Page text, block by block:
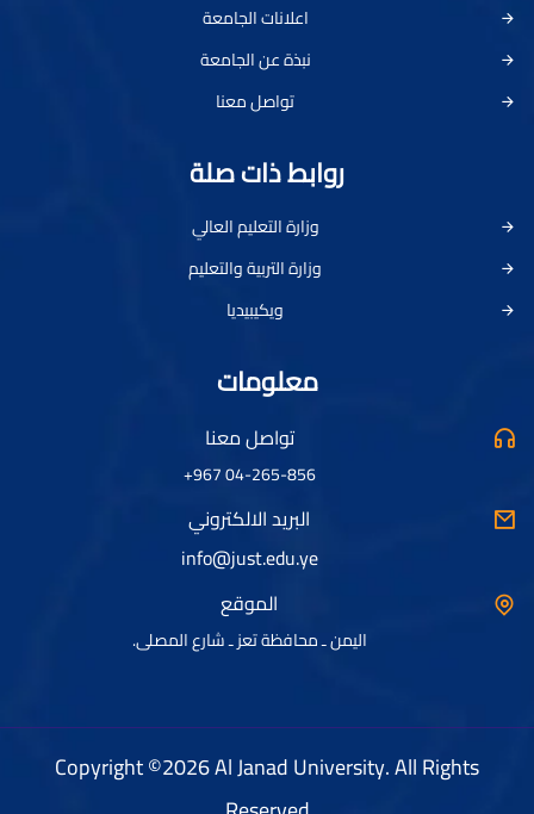
اعلانات الجامعة
نبذة عن الجامعة
تواصل معنا
روابط ذات صلة
وزارة التعليم العالي
وزارة التربية والتعليم
ويكيبيديا
معلومات
تواصل معنا
04-265-856 967+
البريد الالكتروني
info@just.edu.ye
الموقع
اليمن ـ محافظة تعز ـ شارع المصلى.
Copyright ©2026 Al Janad University. All Rights